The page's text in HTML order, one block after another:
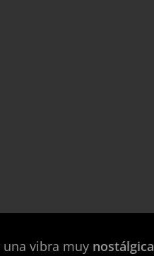
una vibra muy nostálgica